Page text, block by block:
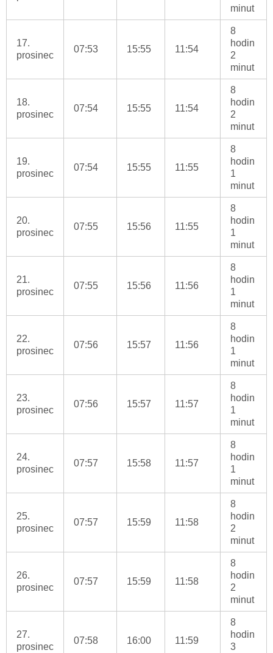
minut
17.
prosinec
07:53 15:55 11:54
8
hodin
2
minut
18.
prosinec
07:54 15:55 11:54
8
hodin
2
minut
19.
prosinec
07:54 15:55 11:55
8
hodin
1
minut
20.
prosinec
07:55 15:56 11:55
8
hodin
1
minut
21.
prosinec
07:55 15:56 11:56
8
hodin
1
minut
22.
prosinec
07:56 15:57 11:56
8
hodin
1
minut
23.
prosinec
07:56 15:57 11:57
8
hodin
1
minut
24.
prosinec
07:57 15:58 11:57
8
hodin
1
minut
25.
prosinec
07:57 15:59 11:58
8
hodin
2
minut
26.
prosinec
07:57 15:59 11:58
8
hodin
2
minut
27.
prosinec
07:58 16:00 11:59
8
hodin
3